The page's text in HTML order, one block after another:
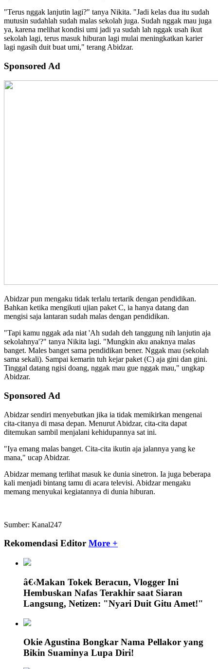
"Terus nggak lanjutin lagi?" tanya Nikita. "Jadi kelas dua itu sudah
mutusin sudahlah sudah malas sekolah juga. Sudah nggak mau juga
ya, karena melihat kondisi umi jadi ya sudah lah nggak usah ikut
sekolah lagi, terus masuk hiburan lagi mulai meningkatkan karier
lagi ngasih duit buat umi," terang Abidzar.
Sponsored Ad
Abidzar pun mengaku tidak terlalu tertarik dengan pendidikan.
Bahkan ketika mengikuti ujian paket C, ia hanya datang dan
mengisi saja lantaran sudah malas dengan pendidikan.
"Tapi kamu nggak ada niat 'Ah sudah deh tanggung nih lanjutin aja
sekolahnya'?" tanya Nikita lagi. "Mungkin aku anaknya malas
banget. Males banget sama pendidikan bener. Nggak mau (sekolah
sama sekali). Sampai kemarin tuh kejar paket (C) aja gini dan gini.
Tinggal datang ngisi doang, nggak mau gue nggak mau," ungkap
Abidzar.
Sponsored Ad
Abidzar sendiri menyebutkan jika ia tidak memikirkan mengenai
cita-citanya di masa depan. Menurut Abidzar, cita-cita dapat
ditemukan sambil menjalani kehidupannya sat ini.
"Iya emang malas banget. Cita-cita ikutin aja jalannya yang ke
mana," ucap Abidzar.
Abidzar memang terlihat masuk ke dunia sinetron. Ia juga beberapa
kali menjadi bintang tamu di acara televisi. Abidzar mengaku
memang menyukai kegiatannya di dunia hiburan.
Sumber: Kanal247
Rekomendasi Editor More +
â€‹Makan Tokek Beracun, Vlogger Ini
Hembuskan Nafas Terakhir saat Siaran
Langsung, Netizen: "Nyari Duit Gitu Amet!"
Okie Agustina Bongkar Nama Pellakor yang
Bikin Suaminya Lupa Diri!